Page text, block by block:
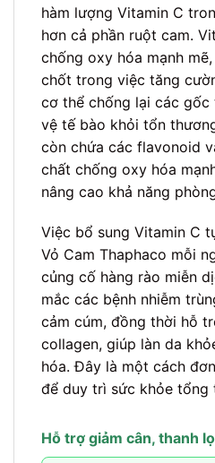
hàm lượng Vitamin C
hơn cả phần ruột cam.
chống oxy hóa mạnh
chốt trong việc tăng
cơ thể chống lại các
vệ tế bào khỏi tổn
còn chứa các flavonoid
chất chống oxy hóa
nâng cao khả năng
Việc bổ sung Vitamin C
Vỏ Cam Thaphaco mỗi
củng cố hàng rào miễn
mắc các bệnh nhiễm
cảm cúm, đồng thời hỗ
collagen, giúp làn da
hóa. Đây là một cách
để duy trì sức khỏe tổng
Hỗ trợ giảm cân, thanh